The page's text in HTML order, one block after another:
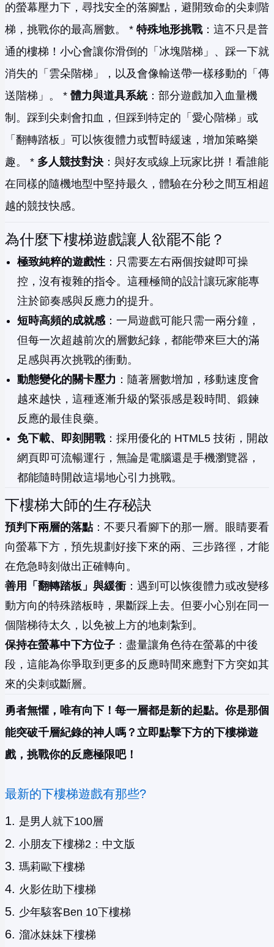
的螢幕壓力下，尋找安全的落腳點，避開致命的尖刺階
梯，挑戰你的最高層數。 * 特殊地形挑戰：這不只是普
通的樓梯！小心會讓你滑倒的「冰塊階梯」、踩一下就
消失的「雲朵階梯」，以及會像輸送帶一樣移動的「傳
送階梯」。 * 體力與道具系統：部分遊戲加入血量機
制。踩到尖刺會扣血，但踩到特定的「愛心階梯」或
「翻轉踏板」可以恢復體力或暫時緩速，增加策略樂
趣。 * 多人競技對決 ：與好友或線上玩家比拼！看誰能
在同樣的隨機地型中堅持最久，體驗在分秒之間互相超
越的競技快感。
為什麼下樓梯遊戲讓人欲罷不能？
極致純粹的遊戲性 ：只需要左右兩個按鍵即可操
控，沒有複雜的指令。這種極簡的設計讓玩家能專
注於節奏感與反應力的提升。
短時高頻的成就感：一局遊戲可能只需一兩分鐘，
但每一次超越前次的層數紀錄，都能帶來巨大的滿
足感與再次挑戰的衝動。
動態變化的關卡壓力 ：隨著層數增加，移動速度會
越來越快，這種逐漸升級的緊張感是殺時間、鍛鍊
反應的最佳良藥。
免下載、即刻開戰：採用優化的 HTML5 技術，開啟
網頁即可流暢運行，無論是電腦還是手機瀏覽器，
都能隨時開啟這場地心引力挑戰。
下樓梯大師的生存秘訣
預判下兩層的落點：不要只看腳下的那一層。眼睛要看
向螢幕下方，預先規劃好接下來的兩、三步路徑，才能
在危急時刻做出正確轉向。
善用「翻轉踏板」與緩衝：遇到可以恢復體力或改變移
動方向的特殊踏板時，果斷踩上去。但要小心別在同一
個階梯待太久，以免被上方的地刺紮到。
保持在螢幕中下方位子 ：盡量讓角色待在螢幕的中後
段，這能為你爭取到更多的反應時間來應對下方突如其
來的尖刺或斷層。
勇者無懼，唯有向下！每一層都是新的起點。你是那個
能突破千層紀錄的神人嗎？立即點擊下方的下樓梯遊
戲，挑戰你的反應極限吧！
最新的下樓梯遊戲有那些?
是男人就下100層
小朋友下樓梯2：中文版
瑪莉歐下樓梯
火影佐助下樓梯
少年駭客Ben 10下樓梯
溜冰妹妹下樓梯